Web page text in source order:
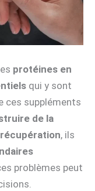
protéines en
qui y sont
ces suppléments
de la
, ils
problèmes peut